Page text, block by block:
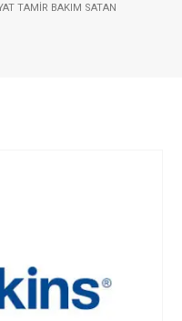
TAMIR BAKIM SATAN